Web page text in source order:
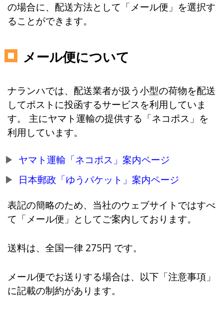
の場合に、配送方法として「メール便」を選択す
ることができます。
メール便について
ナランハでは、配送業者が扱う小型の荷物を配送
してポストに投函するサービスを利用していま
す。 主にヤマト運輸の提供する「ネコポス」を
利用しています。
ヤマト運輸「ネコポス」案内ページ
日本郵政「ゆうパケット」案内ページ
表記の簡略のため、当社のウェブサイトではすべ
て「メール便」としてご案内しております。
送料は、全国一律 275円 です。
メール便でお送りする場合は、以下「注意事項」
に記載の制約があります。